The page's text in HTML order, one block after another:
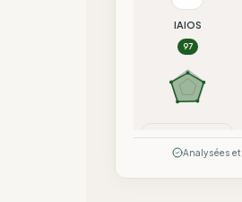
IAIOS
97
Analysées et